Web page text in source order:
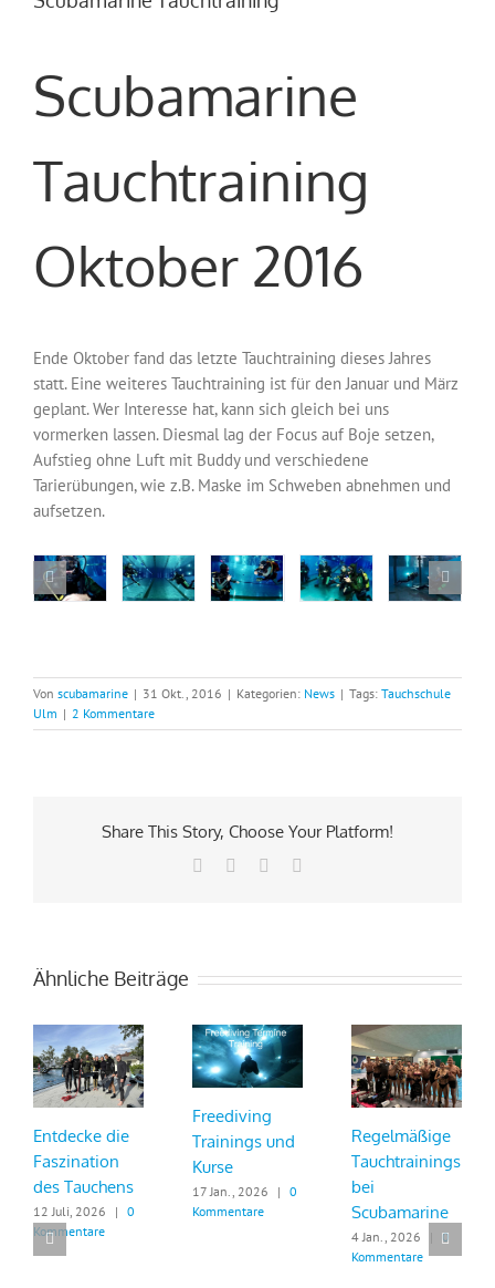
Scubamarine
Tauchtraining
Oktober 2016
Ende Oktober fand das letzte Tauchtraining dieses Jahres
statt. Eine weiteres Tauchtraining ist für den Januar und März
geplant. Wer Interesse hat, kann sich gleich bei uns
vormerken lassen. Diesmal lag der Focus auf Boje setzen,
Aufstieg ohne Luft mit Buddy und verschiedene
Tarierübungen, wie z.B. Maske im Schweben abnehmen und
aufsetzen.
Von scubamarine | 31 Okt., 2016 | Kategorien: News | Tags: Tauchschule
Ulm | 2 Kommentare
Share This Story, Choose Your Platform!
FacebookPinterest
Ähnliche Beiträge
Entdecke die
Faszination
des Tauchens
12 Juli, 2026 | 0
Kommentare
Freediving
Trainings und
Kurse
17 Jan., 2026 | 0
Kommentare
Regelmäßige
Tauchtrainings
bei
Scubamarine
4 Jan., 2026
0
Kommentare